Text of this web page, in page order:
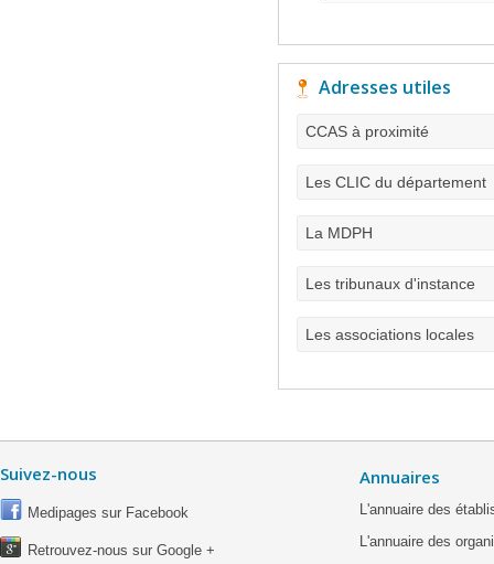
Adresses utiles
CCAS à proximité
Les CLIC du département
La MDPH
Les tribunaux d'instance
Les associations locales
Suivez-nous
Medipages sur Facebook
Retrouvez-nous sur Google +
Annuaires
L'annuaire des
L'annuaire des